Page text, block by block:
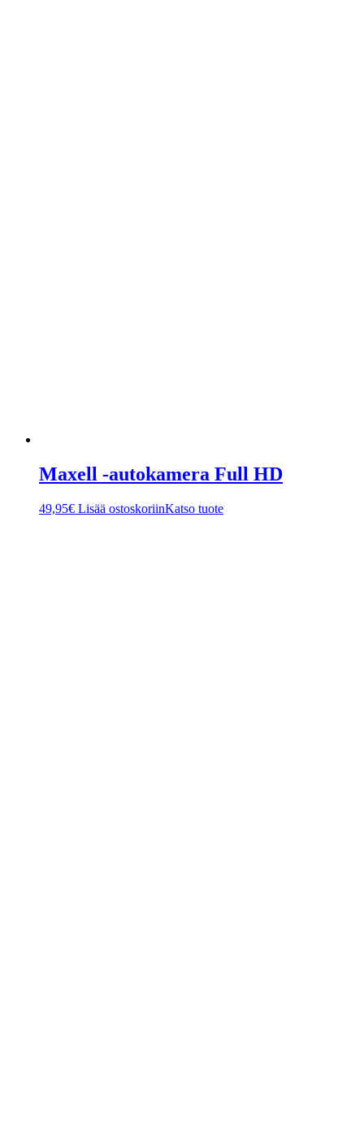
Maxell -autokamera Full HD
49,95€ Lisää ostoskoriinKatso tuote